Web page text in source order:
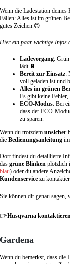
Wenn die Ladestation
Fällen: Alles ist im grünen
gutes Zeichen.😊
Hier ein paar wichtige Infos
Ladevorgang: Grün
lädt.🔋
Bereit zur Einsatz:
voll geladen ist und
Alles im grünen
Es gibt keine
ECO-Modus: Bei
dass der ECO-
zu sparen.
Wenn du trotzdem unsicher
die Bedienungsanleitung
Dort findest du detaillierte
das grüne Blinken plötzlich
blau) oder du andere
Kundenservice zu
Sie können dir genau
👉Husqvarna
Gardena
Wenn du bemerkst, dass die